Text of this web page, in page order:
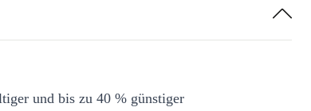
und bis zu 40 % günstiger